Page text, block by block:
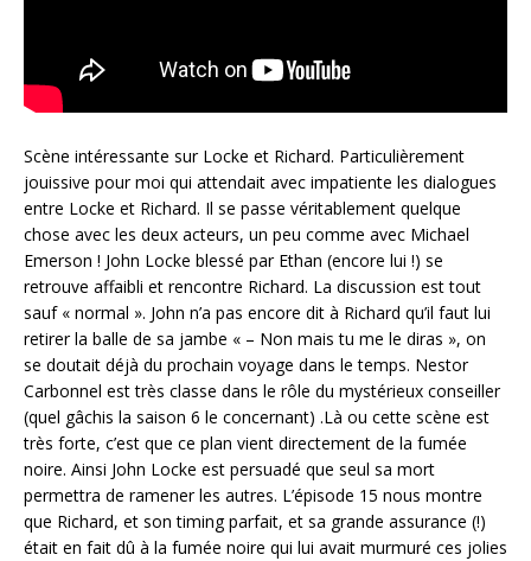
Scène intéressante sur Locke et Richard. Particulièrement
jouissive pour moi qui attendait avec impatiente les dialogues
entre Locke et Richard. Il se passe véritablement quelque
chose avec les deux acteurs, un peu comme avec Michael
Emerson ! John Locke blessé par Ethan (encore lui !) se
retrouve affaibli et rencontre Richard. La discussion est tout
sauf « normal ». John n’a pas encore dit à Richard qu’il faut lui
retirer la balle de sa jambe « – Non mais tu me le diras », on
se doutait déjà du prochain voyage dans le temps. Nestor
Carbonnel est très classe dans le rôle du mystérieux conseiller
(quel gâchis la saison 6 le concernant) .Là ou cette scène est
très forte, c’est que ce plan vient directement de la fumée
noire. Ainsi John Locke est persuadé que seul sa mort
permettra de ramener les autres. L’épisode 15 nous montre
que Richard, et son timing parfait, et sa grande assurance (!)
était en fait dû à la fumée noire qui lui avait murmuré ces jolies